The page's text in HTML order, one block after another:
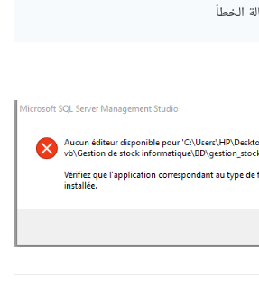
الخطأ